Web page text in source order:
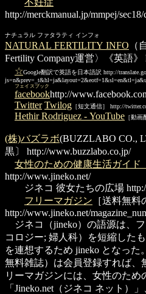
不妊症
http://merckmanual.jp/mmpej/
ナチュラル ファタラティ インフォ
NATURAL FERTILITY INFO （
Fertility Company運営〉《英語》
☆Google翻訳で英語を日本語訳 http://
facebook
フェイスブック
http://
Twitter Twilog ［短文通信］ http://
Hethir Rodriguez - YouTube ［動
(株)バズラボ(BUZZLABO CO.,
黒〕
http://www.buzzlabo.co.jp/
女性のための健康生活ガイド
http://www.jineko.net/
ジネコ 彼女たちの広場
フリーマガジン ［送料無料
http://www.jineko.net/
ジネコ（jineko）の語源は、
コロジー; 婦人科）を短縮した
を連想するため jineko となっ
無料雑誌）は会員登録すれば、
リーマガジンには、女性のため
「Jineko.net（ジネコ ネット）